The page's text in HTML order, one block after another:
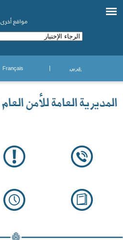
مواقع أخرى
عربي Français